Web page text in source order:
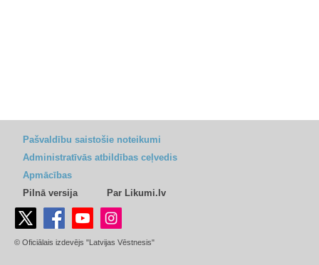
Pašvaldību saistošie noteikumi
Administratīvās atbildības ceļvedis
Apmācības
Pilnā versija
Par Likumi.lv
© Oficiālais izdevējs "Latvijas Vēstnesis"